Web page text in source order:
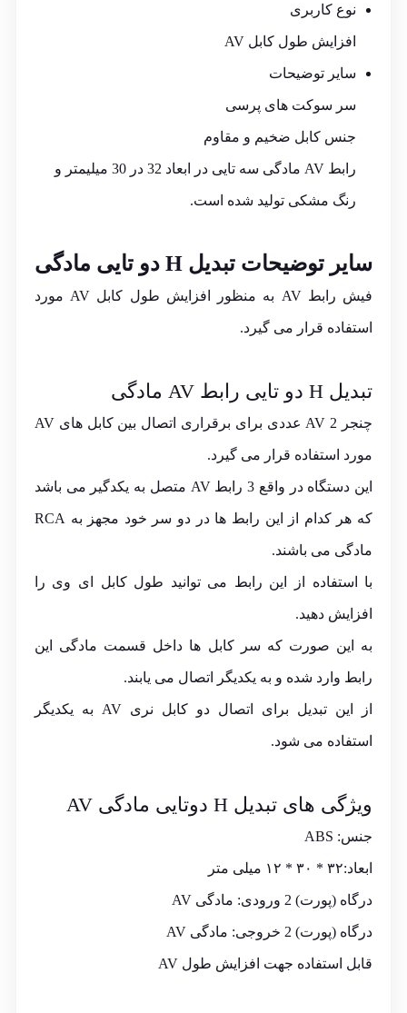
نوع کاربری
افزایش طول کابل AV
سایر توضیحات
سر سوکت های پرسی
جنس کابل ضخیم و مقاوم
رابط AV مادگی سه تایی در ابعاد 32 در 30 میلیمتر و
رنگ مشکی تولید شده است.
سایر توضیحات تبدیل H دو تایی مادگی
فیش رابط AV به منظور افزایش طول کابل AV مورد
استفاده قرار می گیرد.
تبدیل H دو تایی رابط AV مادگی
چنجر AV 2 عددی برای برقراری اتصال بین کابل های AV
مورد استفاده قرار می گیرد.
این دستگاه در واقع 3 رابط AV متصل به یکدگیر می باشد
که هر کدام از این رابط ها در دو سر خود مجهز به RCA
مادگی می باشند.
با استفاده از این رابط می توانید طول کابل ای وی را
افزایش دهید.
به این صورت که سر کابل ها داخل قسمت مادگی این
رابط وارد شده و به یکدیگر اتصال می یابند.
از این تبدیل برای اتصال دو کابل نری AV به یکدیگر
استفاده می شود.
ویژگی های تبدیل H دوتایی مادگی AV
جنس: ABS
ابعاد:۳۲ * ۳۰ * ۱۲ میلی متر
درگاه (پورت) 2 ورودی: مادگی AV
درگاه (پورت) 2 خروجی: مادگی AV
قابل استفاده جهت افزایش طول AV